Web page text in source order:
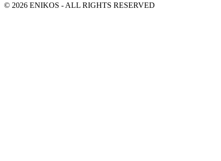
© 2026 ENIKOS - ALL RIGHTS RESERVED